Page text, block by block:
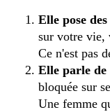
Elle pose
sur votre vie,
Ce n'est pas
Elle parle de
bloquée sur
Une femme